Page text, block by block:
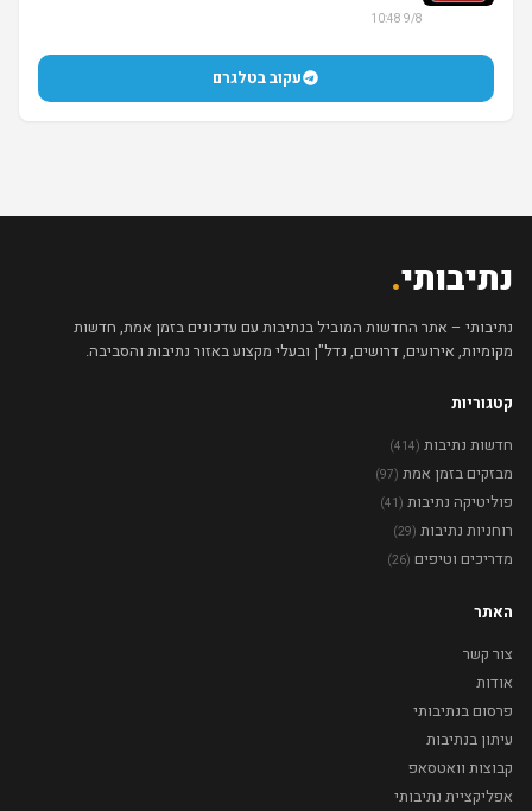
9/8 10:48
עקוב בטלגרם
נתיבותי.
נתיבותי – אתר החדשות המוביל בנתיבות עם עדכונים בזמן אמת, חדשות
מקומיות, אירועים, דרושים, נדל"ן ובעלי מקצוע באזור נתיבות והסביבה.
קטגוריות
חדשות נתיבות (414)
מבזקים בזמן אמת (97)
פוליטיקה נתיבות (41)
רוחניות נתיבות (29)
מדריכים וטיפים (26)
האתר
צור קשר
אודות
פרסום בנתיבותי
עיתון בנתיבות
קבוצות וואטסאפ
אפליקציית נתיבותי